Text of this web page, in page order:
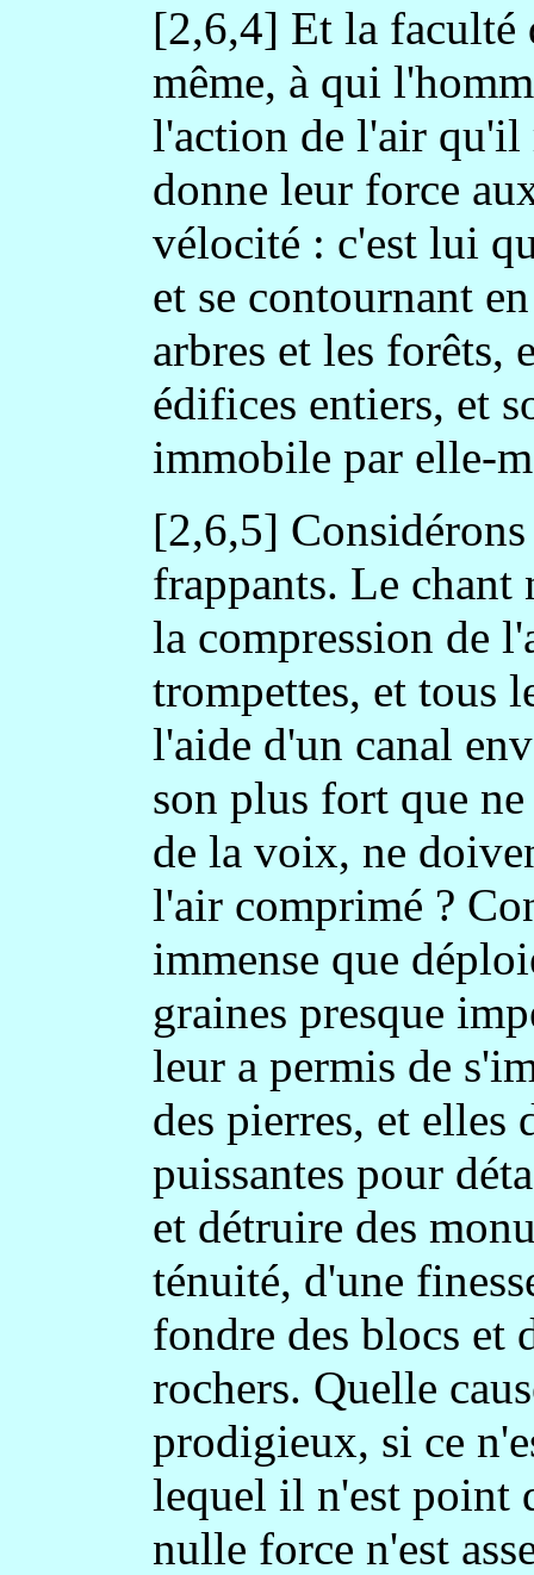
[2,6,4] Et la faculté
même, à qui
l'action de l'air qu'il
donne leur force
vélocité : c'est lui
et se contournant
arbres et les forêts,
édifices entiers, et
immobile par elle-
[2,6,5]
frappants. Le chant
la compression de
trompettes, et tous
l'aide d'un canal
son plus fort que
de la voix, ne
l'air comprimé ?
immense que
graines presque
leur a permis de
des pierres, et elles
puissantes pour
et détruire des
ténuité, d'une
fondre des blocs et
rochers. Quelle
prodigieux, si ce
lequel il n'est point
nulle force n'est